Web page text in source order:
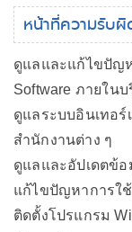
หน้าที่ความรับ
ดูแลและแก้ไขปัญ
Software ภายใน
ดูแลระบบอินเทอร์
สำนักงานต่าง ๆ
ดูแลและอัปเดตข้
แก้ไขปัญหาการใ
ติดตั้งโปรแกรม